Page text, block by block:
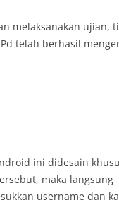
melaksanakan ujian,
telah berhasil
ini didesain
maka langsung
username dan